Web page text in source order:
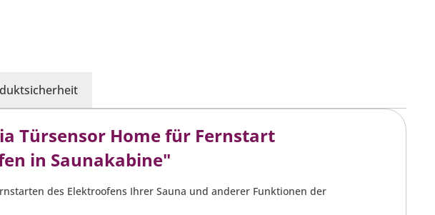
Türsensor Home für Fernstart
in Saunakabine"
des Elektroofens Ihrer Sauna und anderer Funktionen der